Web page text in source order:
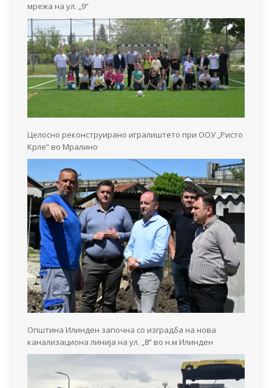
мрежа на ул. „9“
Целосно реконструирано игралиштето при ООУ „Ристо
Крле“ во Мралино
Општина Илинден започна со изградба на нова
канализациона линија на ул. „8“ во н.м Илинден